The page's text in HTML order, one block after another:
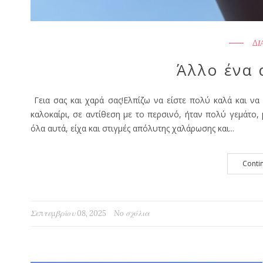
Άλλο
Γεια σας και χαρά σας!Ελπίζω να είστε πολύ καλά και
καλοκαίρι, σε αντίθεση με το περσινό, ήταν πολύ
όλα αυτά, είχα και στιγμές απόλυτης χαλάρωσης και...
Σεπτεμβρίου 08, 2025 No σχόλια